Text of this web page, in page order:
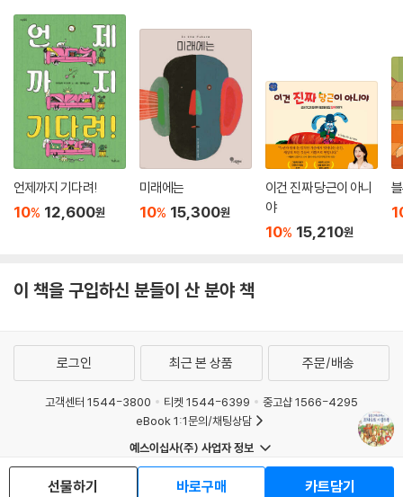
언제까지 기다려!
10% 12,600원
미래에는
10% 15,300원
이건 진짜 당근이 아니
야
10% 15,210원
이 책을 구입하신 분들이 산 분야 책
선물하기 바로구매 카트담기
로그인 최근 본 상품 주문/배송
고객센터 1544-3800 티켓 1544-6399
중고샵 1566-4295
eBook 1:1문의/채팅상담
예스이십사(주) 사업자 정보
청소년보호정책
회사소개 거래처관계자께